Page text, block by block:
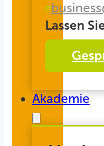
Lassen
Akademie